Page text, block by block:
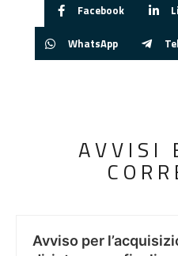
Facebook
WhatsApp
AVVISI
Avviso per